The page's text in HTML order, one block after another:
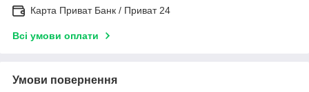
Карта Приват Банк / Приват 24
Всі умови оплати
Умови повернення